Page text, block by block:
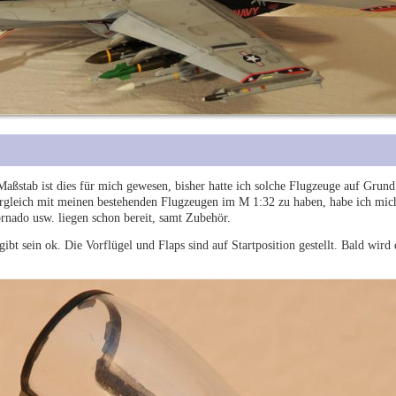
ist dies für mich gewesen, bisher hatte ich solche Flugzeuge auf
mit meinen bestehenden Flugzeugen im M 1:32 zu haben, habe ich
usw. liegen schon bereit, samt Zubehör.
sein ok. Die Vorflügel und Flaps sind auf Startposition gestellt. Bald wird